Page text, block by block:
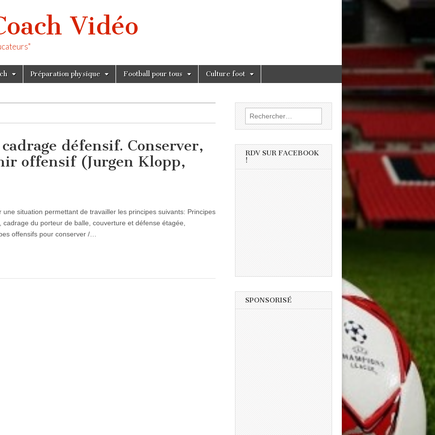
Vidéo
Préparation physique Football pour tous Culture foot
défensif. Conserver,
offensif (Jurgen Klopp,
situation permettant de travailler les principes suivants: Principes
du porteur de balle, couverture et défense étagée,
offensifs pour conserver /…
Rechercher :
RDV SUR FACEBOOK
!
SPONSORISÉ